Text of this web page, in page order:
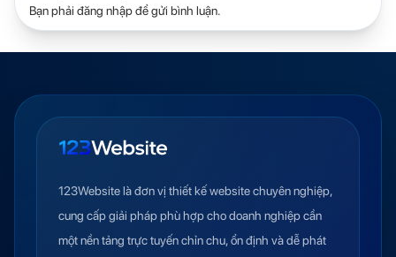
Bạn phải đăng nhậpđể gửi bình luận.
123Website là đơn vị thiết kế website chuyên nghiệp,
cung cấp giải pháp phù hợp cho doanh nghiệp cần
một nền tảng trực tuyến chỉn chu, ổn định và dễ phát